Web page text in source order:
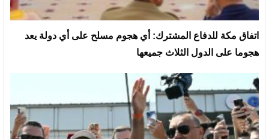
‏اتفاق مكة للدفاع المشترك: أي هجوم مسلح على أي دولة يعد
هجوما على الدول الثلاث جميعها